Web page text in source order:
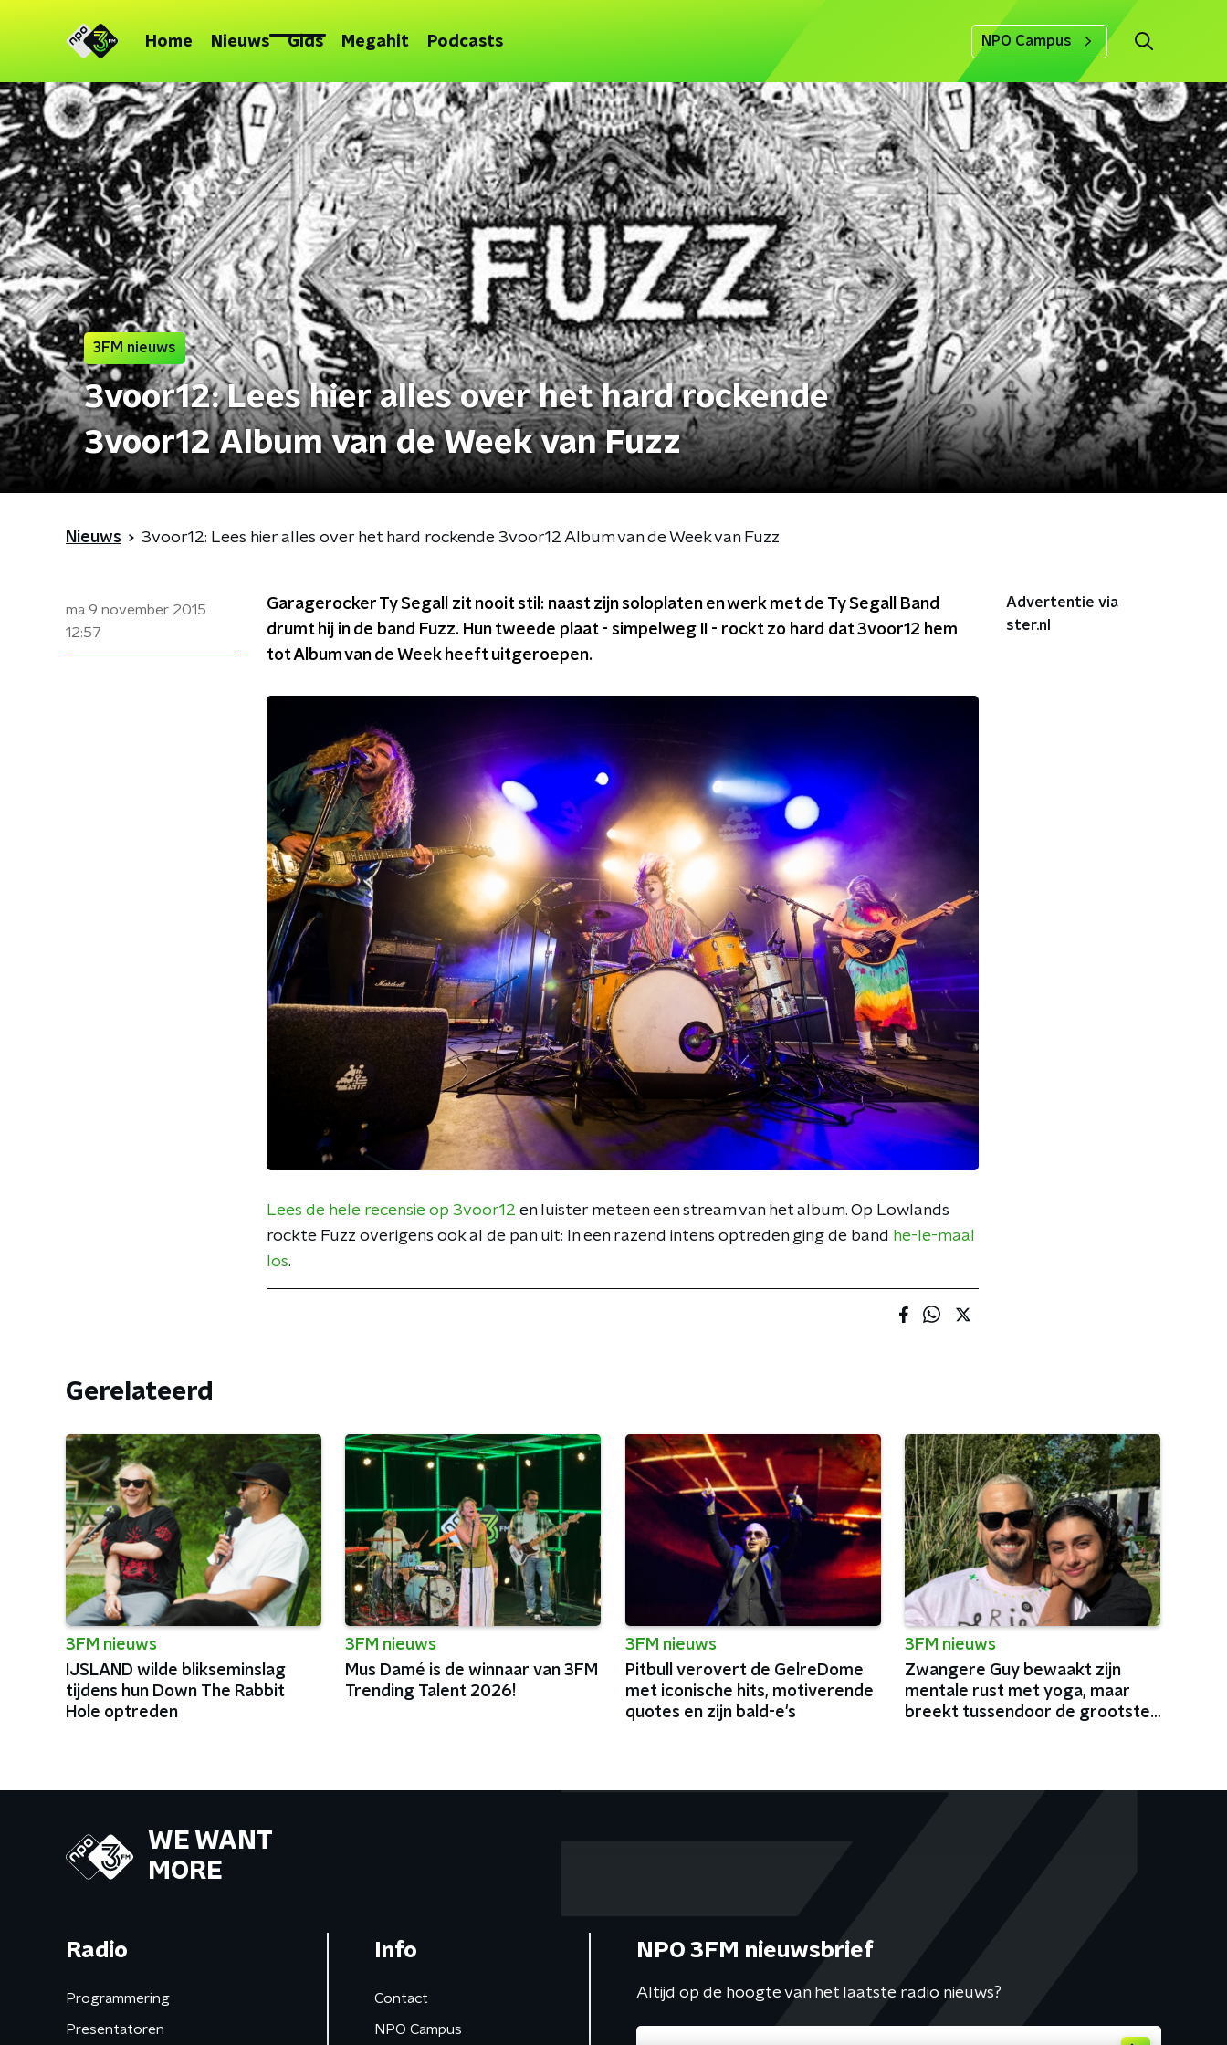
Home Nieuws Gids Megahit Podcasts NPO Campus
3FM nieuws
3voor12: Lees hier alles over het hard rockende
3voor12 Album van de Week van Fuzz
Nieuws 3voor12: Lees hier alles over het hard rockende 3voor12 Album van de Week van Fuzz
ma 9 november 2015
12:57
Garagerocker Ty Segall zit nooit stil: naast zijn soloplaten en werk met de Ty Segall Band
drumt hij in de band Fuzz. Hun tweede plaat - simpelweg II - rockt zo hard dat 3voor12 hem
tot Album van de Week heeft uitgeroepen.
Lees de hele recensie op 3voor12 en luister meteen een stream van het album. Op Lowlands
rockte Fuzz overigens ook al de pan uit: In een razend intens optreden ging de band he-le-maal
los.
Advertentie via
ster.nl
Gerelateerd
3FM nieuws
IJSLAND wilde blikseminslag
tijdens hun Down The Rabbit
Hole optreden
3FM nieuws
Mus Damé is de winnaar van 3FM
Trending Talent 2026!
3FM nieuws
Pitbull verovert de GelreDome
met iconische hits, motiverende
quotes en zijn bald-e's
3FM nieuws
Zwangere Guy bewaakt zijn
mentale rust met yoga, maar
breekt tussendoor de grootste
WE WANT
MORE
Radio
Programmering
Presentatoren
Info
Contact
NPO Campus
NPO 3FM nieuwsbrief
Altijd op de hoogte van het laatste radio nieuws?